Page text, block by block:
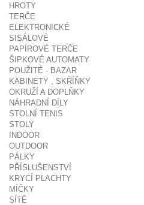
HROTY
TERČE
ELEKTRONICKÉ
SISÁLOVÉ
PAPÍROVÉ TERČE
ŠIPKOVÉ AUTOMATY
POUŽITÉ - BAZAR
KABINETY , SKŘÍŇKY
OKRUŽÍ A DOPLŇKY
NÁHRADNÍ DÍLY
STOLNÍ TENIS
STOLY
INDOOR
OUTDOOR
PÁLKY
PŘÍSLUŠENSTVÍ
KRYCÍ PLACHTY
MÍČKY
SÍTĚ